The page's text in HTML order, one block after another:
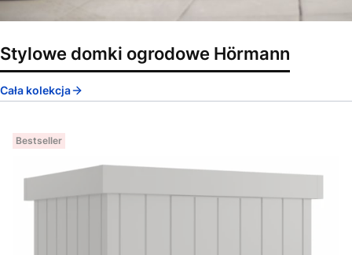
Stylowe domki ogrodowe Hörmann
Cała kolekcja
Bestseller